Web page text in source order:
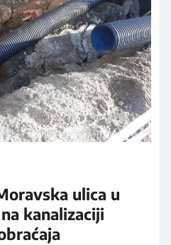
ulica u
kanalizaciji